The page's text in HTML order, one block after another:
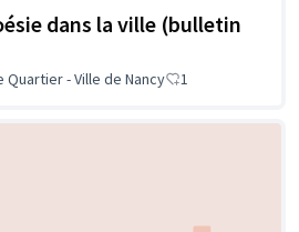
dans la ville (bulletin
- Ville de Nancy 1